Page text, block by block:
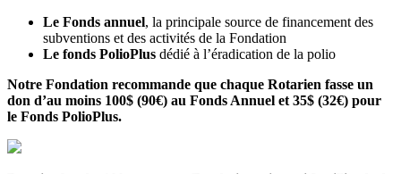
Le Fonds annuel, la principale source de financement des
subventions et des activités de la Fondation
Le fonds PolioPlus dédié à l’éradication de la polio
Notre Fondation recommande que chaque Rotarien fasse un
don d’au moins 100$ (90€) au Fonds Annuel et 35$ (32€) pour
le Fonds PolioPlus.